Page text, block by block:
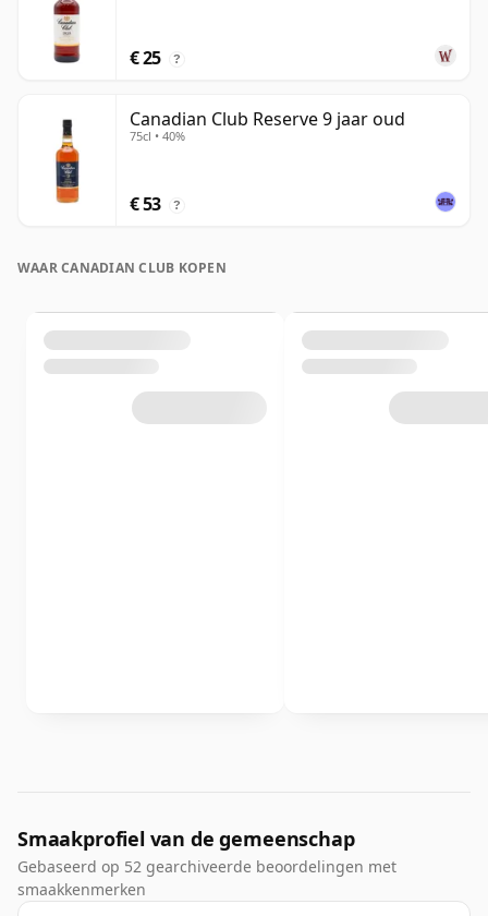
€ 25 ?
Canadian Club Reserve 9 jaar oud
75cl • 40%
€ 53 ?
WAAR CANADIAN CLUB KOPEN
Smaakprofiel van de gemeenschap
Gebaseerd op 52 gearchiveerde beoordelingen met
smaakkenmerken